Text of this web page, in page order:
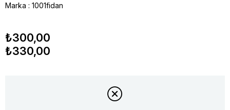
Marka : 1001fidan
₺300,00
₺330,00